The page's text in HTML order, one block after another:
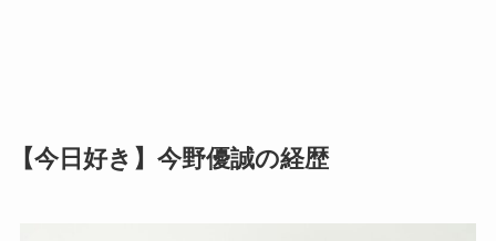
【今日好き】今野優誠の経歴